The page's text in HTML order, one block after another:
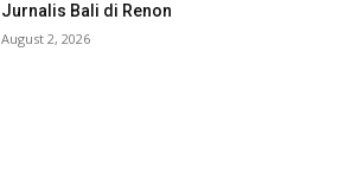
Jurnalis Bali di Renon
August 2, 2026